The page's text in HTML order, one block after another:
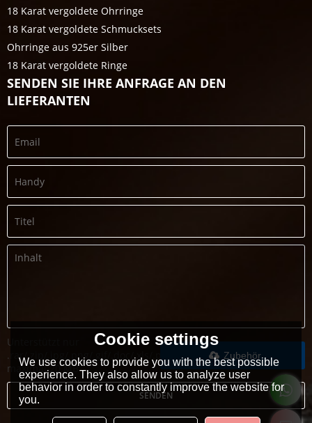
18 Karat vergoldete Ohrringe
18 Karat vergoldete Schmucksets
Ohrringe aus 925er Silber
18 Karat vergoldete Ringe
SENDEN SIE IHRE ANFRAGE AN DEN
LIEFERANTEN
Unterstützt nur
.rar/.zip/.jpg/.png/.gif/.doc/.xls/.pdf,
maximal 20 MB
Zubehör
SENDEN
Cookie settings
We use cookies to provide you with the best possible
experience. They also allow us to analyze user
behavior in order to constantly improve the website for
you.